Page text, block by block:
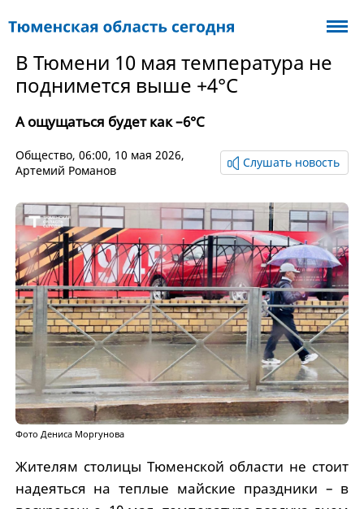
В Тюмени 10 мая температура не
поднимется выше +4°С
А ощущаться будет как –6°С
Общество, 06:00, 10 мая 2026,
Артемий Романов
Слушать новость
Фото Дениса Моргунова
Жителям столицы Тюменской области не стоит
надеяться на теплые майские праздники – в